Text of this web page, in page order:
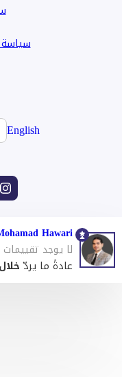
سياسة
English
Hawari
لا يوجد تقييمات
عادةً ما يردّخلال 5 دقائق